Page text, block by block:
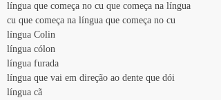
língua que começa no cu que começa na língua
cu que começa na língua que começa no cu
língua Colin
língua cólon
língua furada
língua que vai em direção ao dente que dói
língua cã